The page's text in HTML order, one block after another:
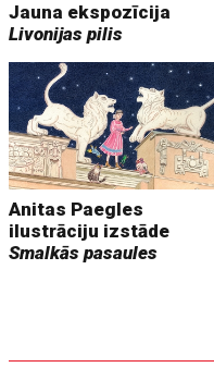
Jauna ekspozīcija
Livonijas pilis
Anitas Paegles
ilustrāciju izstāde
Smalkās pasaules